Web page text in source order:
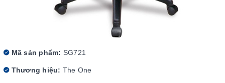
Mã sản phẩm: SG721
Thương hiệu: The One